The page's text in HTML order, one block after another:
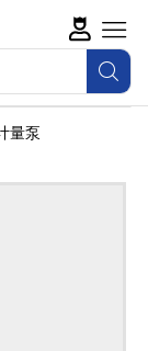
量泵